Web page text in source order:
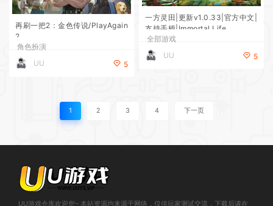
再刷一把2：金色传说/PlayAgain
2
角色扮演
UU
5
一方灵田|更新v1.0.33|官方中文|
支持手柄|Immortal Life
全部游戏
UU
5
1 2 3 4 下一页
UU游戏仓库欢迎您~ 本站资源均来源于网络，仅供玩家测试交流，下载后请在